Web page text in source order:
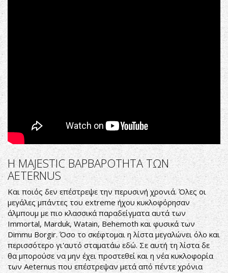
Η MAJESTIC ΒΑΡΒΑΡΟΤΗΤΑ ΤΩΝ
AETERNUS
Και ποιός δεν επέστρεψε την περυσινή χρονιά. Όλες οι
μεγάλες μπάντες του extreme ήχου κυκλοφόρησαν
άλμπουμ με πιο κλασσικά παραδείγματα αυτά των
Immortal, Marduk, Watain, Behemoth και φυσικά των
Dimmu Borgir. Όσο το σκέφτομαι η λίστα μεγαλώνει όλο και
περισσότερο γι'αυτό σταματάω εδώ. Σε αυτή τη λίστα δε
θα μπορούσε να μην έχει προστεθεί και η νέα κυκλοφορία
των Aeternus που επέστρεψαν μετά από πέντε χρόνια